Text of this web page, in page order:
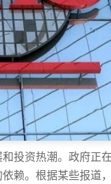
投资热潮。政府正
赖。根据某些报道